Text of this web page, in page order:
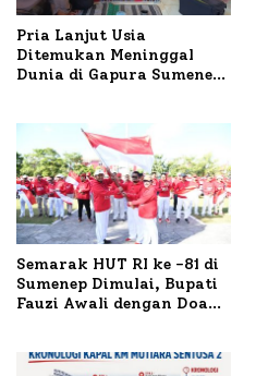
Pria Lanjut Usia
Ditemukan Meninggal
Dunia di Gapura Sumenep,
Semarak HUT RI ke -81 di
Sumenep Dimulai, Bupati
Fauzi Awali dengan Doa